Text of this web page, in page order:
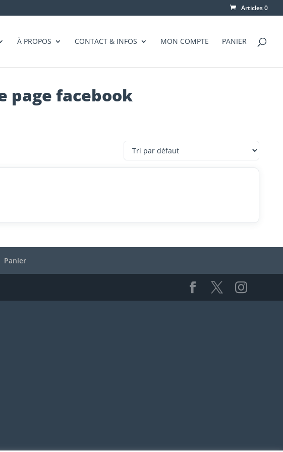
Articles 0
À PROPOS CONTACT & INFOS MON COMPTE PANIER
page facebook
Panier